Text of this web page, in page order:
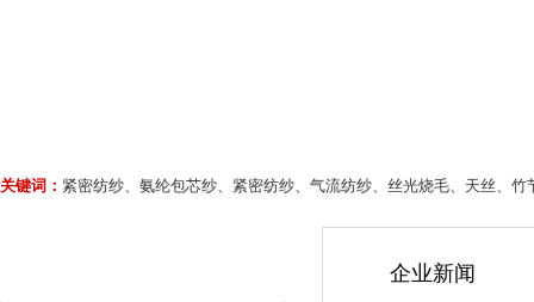
关键词： 紧密纺纱、氨纶包芯纱、紧密纺纱、气流纺纱、丝光烧毛、天丝、
企业新闻